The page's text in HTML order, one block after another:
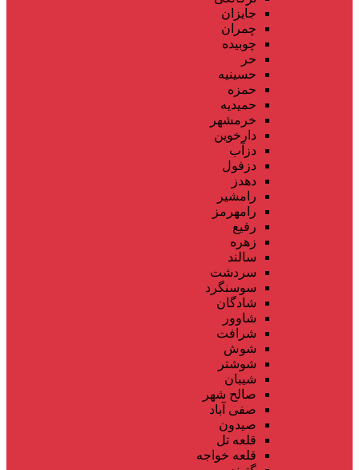
جایزان
چمران
چوبیده
حر
حسینیه
حمزه
حمیدیه
خرمشهر
دارخوین
دزآب
دزفول
دهدز
رامشیر
رامهرمز
رفیع
زهره
سالند
سردشت
سوسنگرد
شادگان
شاوور
شرافت
شوش
شوشتر
شیبان
صالح شهر
صفی آباد
صیدون
قلعه تل
قلعه خواجه